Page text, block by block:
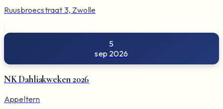
Ruusbroecstraat 3, Zwolle
5
sep 2026
NK Dahliakweken 2026
Appeltern